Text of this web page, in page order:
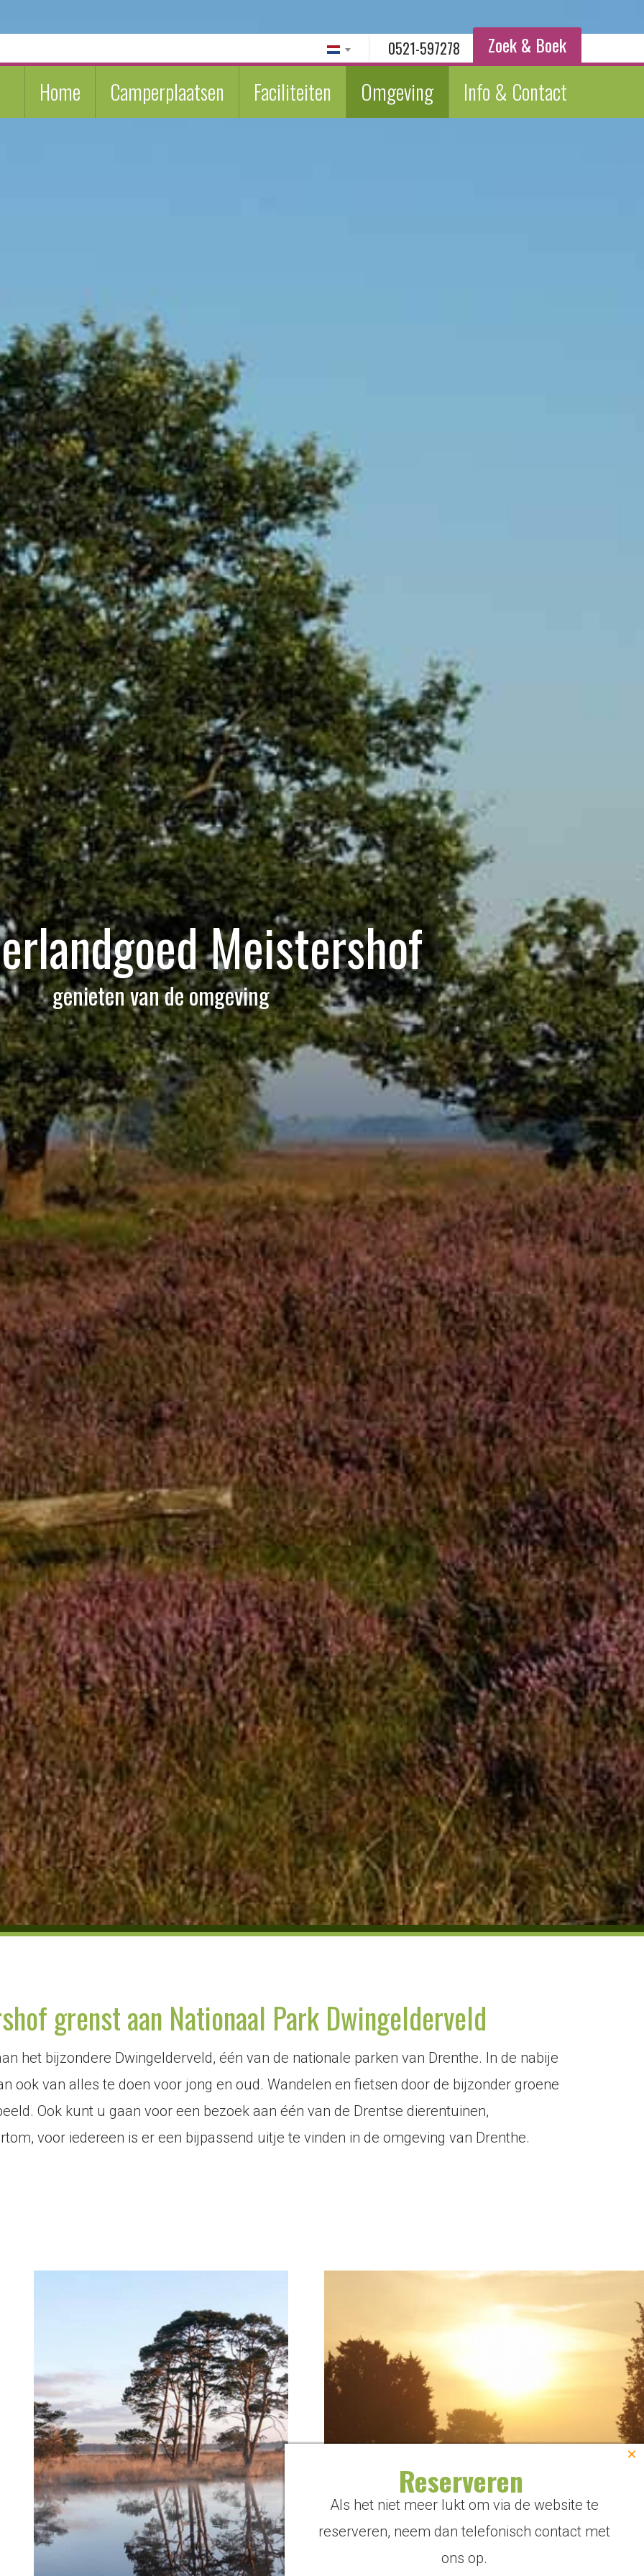
0521-597278 Zoek & Boek
Home Camperplaatsen Faciliteiten Omgeving Info & Contact
Meistershof
genieten van de omgeving
grenst aan Nationaal Park Dwingelderveld
het bijzondere Dwingelderveld, één van de nationale parken van Drenthe. In de nabije
ook van alles te doen voor jong en oud. Wandelen en fietsen door de bijzonder groene
Ook kunt u gaan voor een bezoek aan één van de Drentse dierentuinen,
voor iedereen is er een bijpassend uitje te vinden in de omgeving van Drenthe.
×
Reserveren
Als het niet meer lukt om via de website te
reserveren, neem dan telefonisch contact met
ons op.